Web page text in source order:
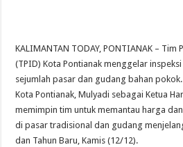
KALIMANTAN TODAY, PONTIANAK –
(TPID) Kota Pontianak menggelar
sejumlah pasar dan gudang bahan
Kota Pontianak, Mulyadi sebagai Ketua
memimpin tim untuk memantau harga
di pasar tradisional dan gudang
dan Tahun Baru, Kamis (12/12).